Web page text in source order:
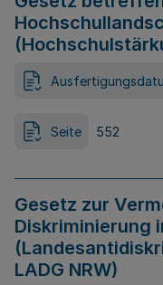
Seite 552
Gesetz zur
Diskriminierung
LADG NRW)